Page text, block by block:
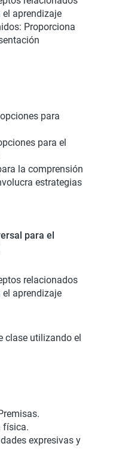
el aprendizaje
Proporciona
para
para el
la comprensión
estrategias
para el
relacionados
el aprendizaje
clase utilizando el
física.
expresivas y